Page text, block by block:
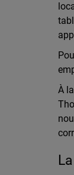
À